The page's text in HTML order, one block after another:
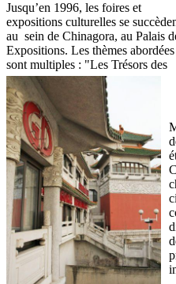
Jusqu’en 1996, les foires et
expositions culturelles se
au sein de Chinagora, au Palais
Expositions. Les thèmes abordées
sont multiples : "Les Trésors des